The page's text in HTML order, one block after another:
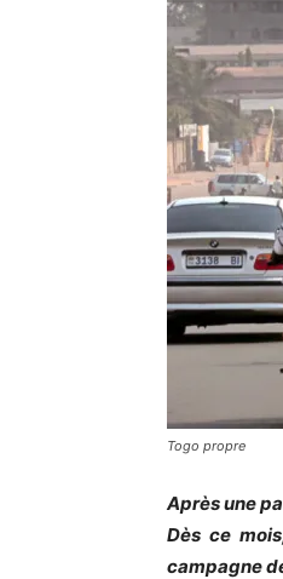
Togo propre
Après une
Dès ce
campagne